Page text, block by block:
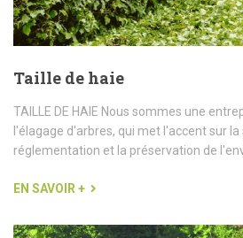
Taille de haie
TAILLE DE HAIE Nous sommes une
l'élagage d'arbres, qui met l'accent sur la
réglementation et la préservation de
EN SAVOIR +